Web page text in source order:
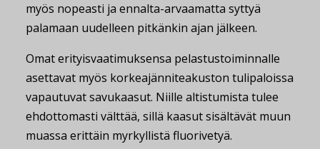
myös nopeasti ja ennalta-arvaamatta syttyä
palamaan uudelleen pitkänkin ajan jälkeen.
Omat erityisvaatimuksensa pelastustoiminnalle
asettavat myös korkeajänniteakuston tulipaloissa
vapautuvat savukaasut. Niille altistumista tulee
ehdottomasti välttää, sillä kaasut sisältävät muun
muassa erittäin myrkyllistä fluorivetyä.